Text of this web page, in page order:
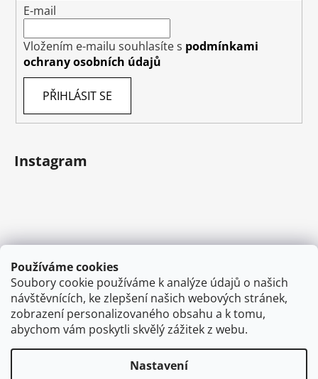
Používáme cookies
Soubory cookie používáme k analýze údajů o našich
návštěvnících, ke zlepšení našich webových stránek,
zobrazení personalizovaného obsahu a k tomu,
abychom vám poskytli skvělý zážitek z webu.
Nastavení
E-mail
Vložením e-mailu souhlasíte s podmínkami
ochrany osobních údajů
PŘIHLÁSIT SE
Instagram
Sledovat na Instagramu